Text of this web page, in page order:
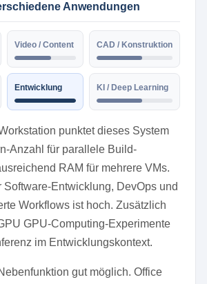
Anwendungen
Video / Content CAD / Konstruktion
Entwicklung KI / Deep Learning
punktet dieses System
Anzahl für parallele Build-
RAM für mehrere VMs.
Software-Entwicklung, DevOps und
Workflows ist hoch. Zusätzlich
GPU-Computing-Experimente
im Entwicklungskontext.
gut möglich. Office